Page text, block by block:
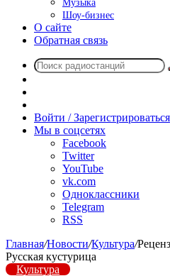
Музыка
Шоу-бизнес
О сайте
Обратная связь
радио
Войти / Зарегистрироваться
Мы в соцсетях
Facebook
Twitter
YouTube
vk.com
Одноклассники
Telegram
RSS
Главная/Новости/Культура/
Русская кустурица
Культура